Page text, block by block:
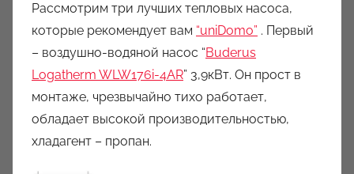
Рассмотрим три лучших тепловых насоса,
которые рекомендует вам “uniDomo” . Первый
– воздушно-водяной насос “Buderus
Logatherm WLW176i-4AR” 3,9кВт. Он прост в
монтаже, чрезвычайно тихо работает,
обладает высокой производительностью,
хладагент – пропан.